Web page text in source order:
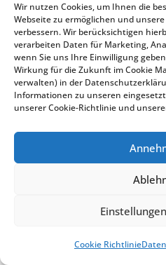
Wir nutzen Cookies, um Ihnen die
Webseite zu ermöglichen und
verbessern. Wir berücksichtigen
verarbeiten Daten für Marketing,
wenn Sie uns Ihre Einwilligung
Wirkung für die Zukunft im Cookie
verwalten) in der
Informationen zu unseren
unserer Cookie-Richtlinie und
Cookie Richtlinie
Shpesh është një
fundit të
varrosen në
shtëpisë ku janë
prindërit, anëtarët
paqen e tij të
shumë varreza
të vendosura mirë
respektimi i riteve
ishte e vështirë